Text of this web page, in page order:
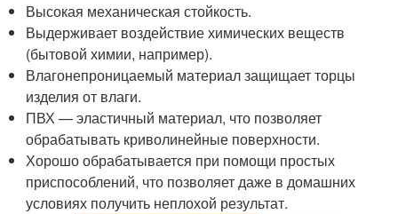
Высокая механическая стойкость.
Выдерживает воздействие химических веществ
(бытовой химии, например).
Влагонепроницаемый материал защищает торцы
изделия от влаги.
ПВХ — эластичный материал, что позволяет
обрабатывать криволинейные поверхности.
Хорошо обрабатывается при помощи простых
приспособлений, что позволяет даже в домашних
условиях получить неплохой результат.